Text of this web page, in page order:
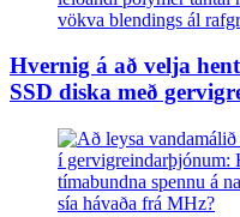
Hvernig á að velja
SSD diska með